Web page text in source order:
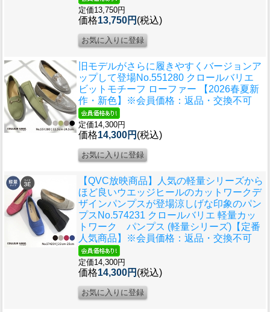
定価13,750円
価格13,750円 (税込)
旧モデルがさらに履きやすくバージョンア
ップして登場No.551280 クロールバリエ
ビットモチーフ ローファー 【2026春夏新
作・新色】※会員価格：返品・交換不可
定価14,300円
価格14,300円 (税込)
【QVC放映商品】人気の軽量シリーズから
ほど良いウエッジヒールのカットワークデ
ザインパンプスが登場涼しげな印象のパン
プス No.574231 クロールバリエ 軽量カッ
トワーク パンプス (軽量シリーズ)【定番
人気商品】※会員価格：返品・交換不可
定価14,300円
価格14,300円 (税込)